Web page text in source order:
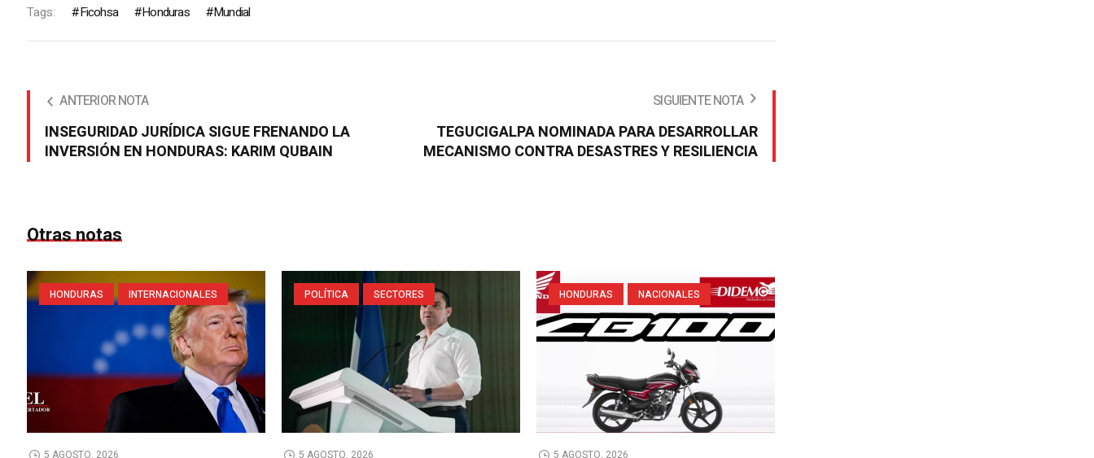
Tags: Ficohsa Honduras Mundial
ANTERIOR NOTA
INSEGURIDAD JURÍDICA SIGUE FRENANDO LA
INVERSIÓN EN HONDURAS: KARIM QUBAIN
SIGUIENTE NOTA
TEGUCIGALPA NOMINADA PARA DESARROLLAR
MECANISMO CONTRA DESASTRES Y RESILIENCIA
Otras notas
HONDURAS INTERNACIONALES
5 AGOSTO, 2026
POLÍTICA SECTORES
5 AGOSTO, 2026
HONDURAS NACIONALES
5 AGOSTO, 2026